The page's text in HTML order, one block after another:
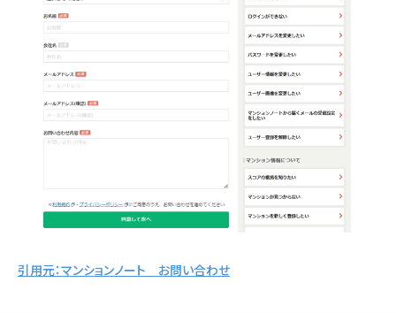
引用元：マンションノート お問い合わせ